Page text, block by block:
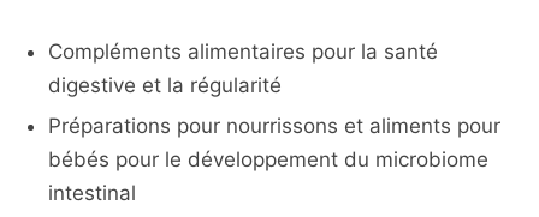
Compléments alimentaires pour la santé
digestive et la régularité
Préparations pour nourrissons et aliments pour
bébés pour le développement du microbiome
intestinal